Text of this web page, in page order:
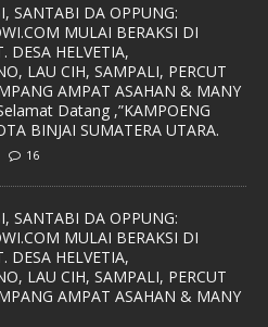
SANTABI DA OPPUNG:
MULAI BERAKSI DI
DESA HELVETIA,
LAU CIH, SAMPALI, PERCUT
AMPAT ASAHAN & MANY
Datang ,”KAMPOENG
BINJAI SUMATERA UTARA.
16
SANTABI DA OPPUNG:
MULAI BERAKSI DI
DESA HELVETIA,
LAU CIH, SAMPALI, PERCUT
AMPAT ASAHAN & MANY